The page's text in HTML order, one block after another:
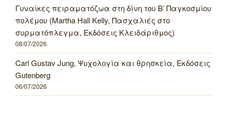
Γυναίκες πειραματόζωα στη δίνη του Β’ Παγκοσμίου
πολέμου (Martha Hall Kelly, Πασχαλιές στο
συρματόπλεγμα, Εκδόσεις Κλειδάριθμος)
08/07/2026
Carl Gustav Jung, Ψυχολογία και θρησκεία, Εκδόσεις
Gutenberg
06/07/2026